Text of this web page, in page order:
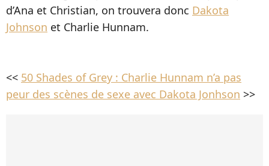
d’Ana et Christian, on trouvera donc Dakota
Johnson et Charlie Hunnam.
<< 50 Shades of Grey : Charlie Hunnam n’a pas
peur des scènes de sexe avec Dakota Jonhson >>